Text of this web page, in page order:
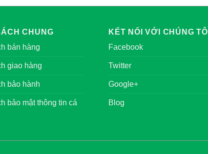
CHUNG
bán hàng
giao hàng
bảo hành
bảo mật thông tin cá
KẾT NỐI VỚI CHÚNG TÔI
Facebook
Twitter
Google+
Blog